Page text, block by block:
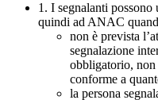
1. I segnalanti possono
quindi ad ANAC
non è prevista
segnalazione
obbligatorio, non
conforme a
la persona